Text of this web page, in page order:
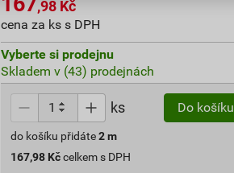
,98 Kč
cena za ks s DPH
Vyberte si prodejnu
Skladem v (43) prodejnách
ks Do košíku
do košíku přidáte 2 m
167,98 Kč celkem s DPH